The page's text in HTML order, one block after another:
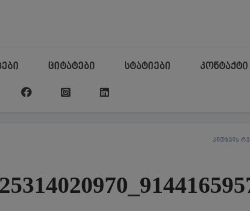
ციტატები სტატიები კონტაქტი
ᲙᲘᲗᲮᲕᲘᲡ